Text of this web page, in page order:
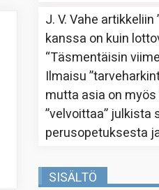
J. V. Vahe artikkeliin
kanssa on kuin
“Täsmentäisin
Ilmaisu
mutta asia on
”velvoittaa” julkista
perusopetuksesta
SISÄLTÖ